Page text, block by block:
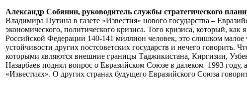
Александр Собянин, руководитель службы стратегического
Владимира Путина в газете «Известия» нового государства –
экономического, политического кризиса. Того кризиса, который,
Российской Федерации 140-141 миллион человек, это слишком малое
устойчивости других постсоветских государств и нечего говорить.
которыми являются внешние границы Таджикистана, Киргизии,
Назарбаев поднял вопрос о Евразийском Союзе в далеком 1993
«Известиях». О других странах будущего Евразийского Союза